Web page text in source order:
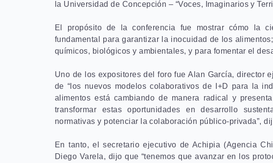
la Universidad de Concepción – “Voces, Imaginarios y
El propósito de la conferencia fue mostrar cómo la
fundamental para garantizar la inocuidad de los
químicos, biológicos y ambientales, y para fomentar el
Uno de los expositores del foro fue Alan García, director
de “los nuevos modelos colaborativos de I+D para la
alimentos está cambiando de manera radical y
transformar estas oportunidades en desarrollo
normativas y potenciar la colaboración público-privada”,
En tanto, el secretario ejecutivo de Achipia (Agencia
Diego Varela, dijo que “tenemos que avanzar en los